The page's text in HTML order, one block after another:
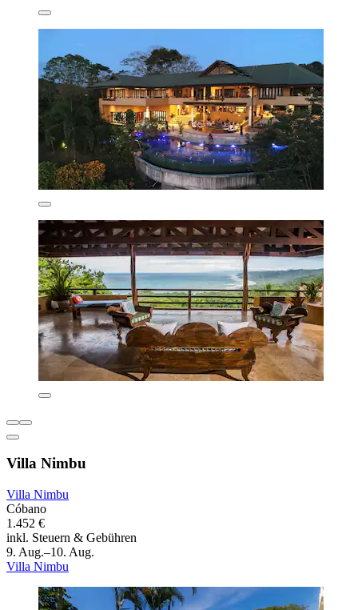
Villa Nimbu
Villa Nimbu
Cóbano
1.452 €
inkl. Steuern & Gebühren
9. Aug.–10. Aug.
Villa Nimbu